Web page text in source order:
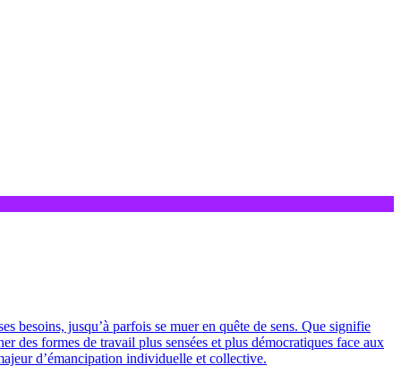
besoins, jusqu’à parfois se muer en quête de sens. Que signifie
des formes de travail plus sensées et plus démocratiques face aux
d’émancipation individuelle et collective.